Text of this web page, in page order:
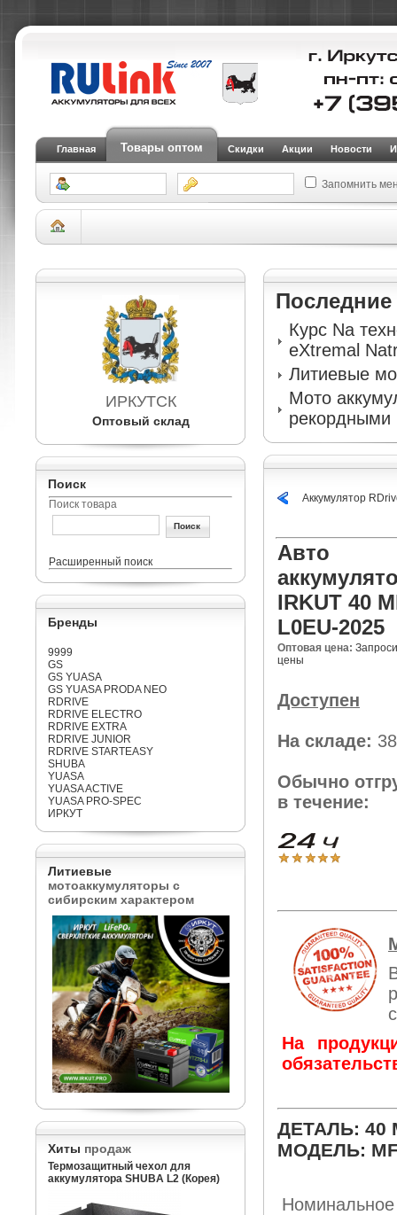
Главная Товары оптом Скидки Акции Новости
Запомнить
АКБ для легковых автомобилей и внедорожников
Авто аккумулятор IRKUT 40 MF-L0EU-2025
ИРКУТСК
Оптовый склад
Поиск
Поиск товара
Расширенный поиск
Бренды
9999
GS
GS YUASA
GS YUASA PRODA NEO
RDRIVE
RDRIVE ELECTRO
RDRIVE EXTRA
RDRIVE JUNIOR
RDRIVE STARTEASY
SHUBA
YUASA
YUASA ACTIVE
YUASA PRO-SPEC
ИРКУТ
Литиевые
мотоаккумуляторы с
сибирским характером
Хиты продаж
Термозащитный чехол для
аккумулятора SHUBA L2 (Корея)
Последние
Курс Na
eXtremal
Литиевые
Мото
рекордными
Аккумулятор
Авто
IRKUT 40
L0EU-2025
Оптовая цена:
цены
Доступен
На складе: 38
Обычно
в течение:
На
ДЕТАЛЬ: 40
МОДЕЛЬ: